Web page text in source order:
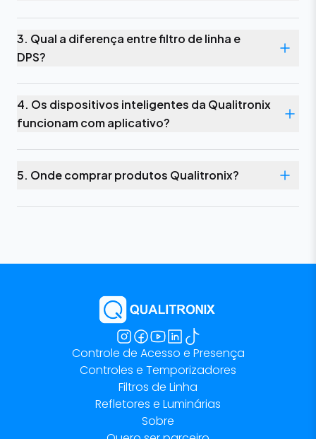
3. Qual a diferença entre filtro de linha e
DPS?
4. Os dispositivos inteligentes da Qualitronix
funcionam com aplicativo?
5. Onde comprar produtos Qualitronix?
Controle de Acesso e Presença
Controles e Temporizadores
Filtros de Linha
Refletores e Luminárias
Sobre